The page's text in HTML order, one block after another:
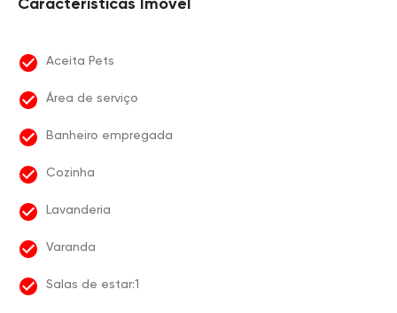
Aceita Pets
Área de serviço
Banheiro empregada
Cozinha
Lavanderia
Varanda
Salas de estar:1